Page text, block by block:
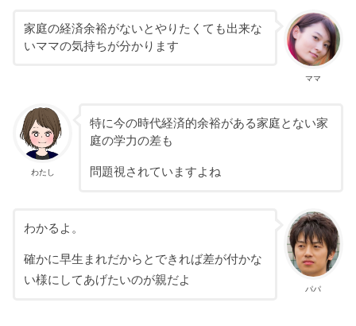
ママ
家庭の経済余裕がないとやりたくても出来な
いママの気持ちが分かります
わたし
特に今の時代経済的余裕がある家庭とない家
庭の学力の差も
問題視されていますよね
パパ
わかるよ。
確かに早生まれだからとできれば差が付かな
い様にしてあげたいのが親だよ